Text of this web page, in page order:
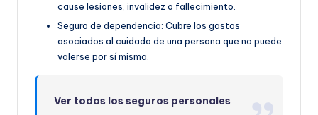
cause lesiones, invalidez o fallecimiento.
Seguro de dependencia: Cubre los gastos
asociados al cuidado de una persona que no puede
valerse por sí misma.
Ver todos los seguros personales